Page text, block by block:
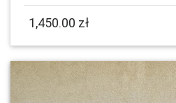
1,450.00 zł